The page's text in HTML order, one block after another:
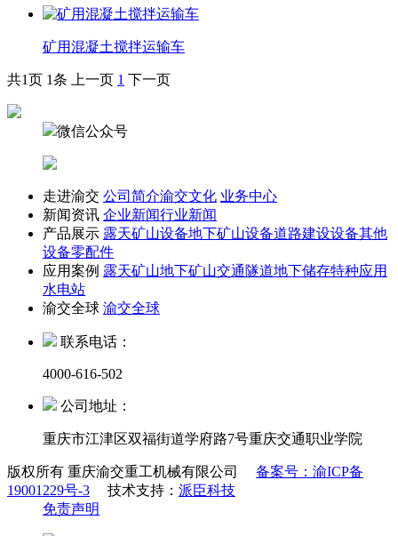
矿用混凝土搅拌运输车
共1页 1条 上一页 1 下一页
微信公众号
走进渝交 公司简介渝交文化 业务中心
新闻资讯 企业新闻行业新闻
产品展示 露天矿山设备地下矿山设备道路建设设备其他
设备零配件
应用案例 露天矿山地下矿山交通隧道地下储存特种应用
水电站
渝交全球 渝交全球
联系电话：
4000-616-502
公司地址：
重庆市江津区双福街道学府路7号重庆交通职业学院
版权所有 重庆渝交重工机械有限公司 备案号：渝ICP备
19001229号-3 技术支持： 派臣科技
免责声明